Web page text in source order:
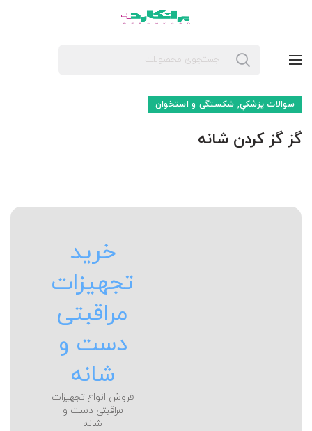
سوالات پزشکي, شکستگی و استخوان
گز گز کردن شانه
خرید
تجهیزات
مراقبتی
دست و
شانه
فروش انواع تجهیزات
مراقبتی دست و
شانه